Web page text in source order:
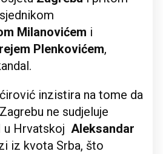
Milanovićem i
Plenkovićem,
inzistira na tome da
ne sudjeluje
u Hrvatskoj Aleksandar
iz kvota Srba, što